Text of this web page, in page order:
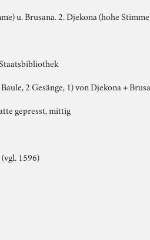
u. Brusana. 2. Djekona (hohe
2 Gesänge, 1) von Djekona +
gepresst, mittig
1596)